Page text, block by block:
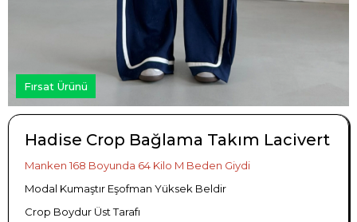
Fırsat Ürünü
Hadise Crop Bağlama Takım Lacivert
Manken 168 Boyunda 64 Kilo M Beden Giydi
Modal Kumaştır Eşofman Yüksek Beldir
Crop Boydur Üst Tarafı